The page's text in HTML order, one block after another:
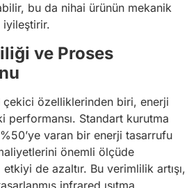
bu da nihai ürünün mekanik
ve Proses
çekici özelliklerinden biri, enerji
performansı. Standart kurutma
varan bir enerji tasarrufu
önemli ölçüde
de azaltır. Bu verimlilik artışı,
infrared ısıtma